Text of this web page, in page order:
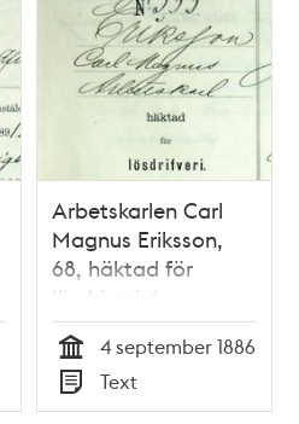
Arbetskarlen Carl
Magnus Eriksson,
68, häktad för
lösdriveri 4
september 1886 -
polisförhör
Tid
4 september 1886
Typ
Text